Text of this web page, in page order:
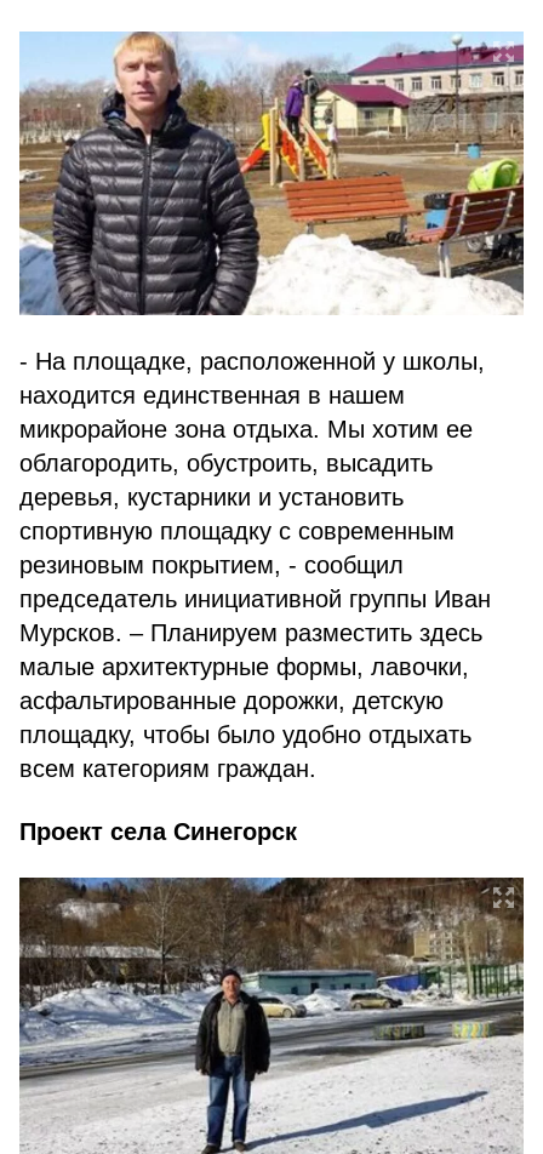
- На площадке, расположенной у школы,
находится единственная в нашем
микрорайоне зона отдыха. Мы хотим ее
облагородить, обустроить, высадить
деревья, кустарники и установить
спортивную площадку с современным
резиновым покрытием, - сообщил
председатель инициативной группы Иван
Мурсков. – Планируем разместить здесь
малые архитектурные формы, лавочки,
асфальтированные дорожки, детскую
площадку, чтобы было удобно отдыхать
всем категориям граждан.
Проект села Синегорск